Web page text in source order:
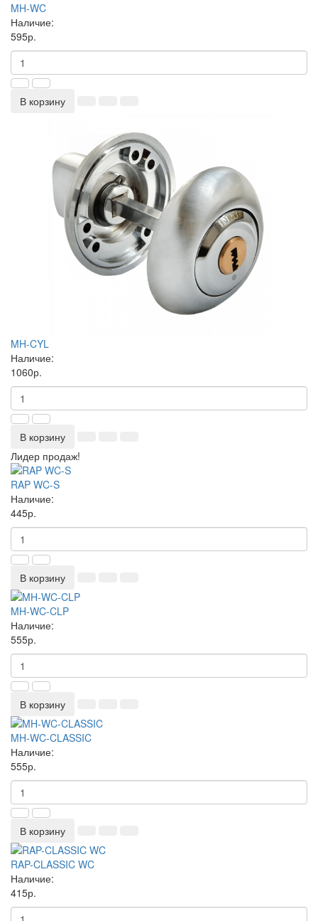
MH-WC
Наличие:
595р.
В корзину
MH-CYL
Наличие:
1060р.
В корзину
Лидер продаж!
RAP WC-S
Наличие:
445р.
В корзину
MH-WC-CLP
Наличие:
555р.
В корзину
MH-WC-CLASSIC
Наличие:
555р.
В корзину
RAP-CLASSIC WC
Наличие:
415р.